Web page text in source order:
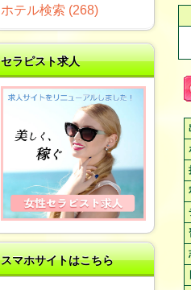
ホテル検索 (268)
セラピスト求人
スマホサイトはこちら